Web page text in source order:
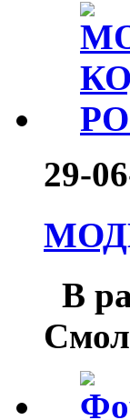
29-
В